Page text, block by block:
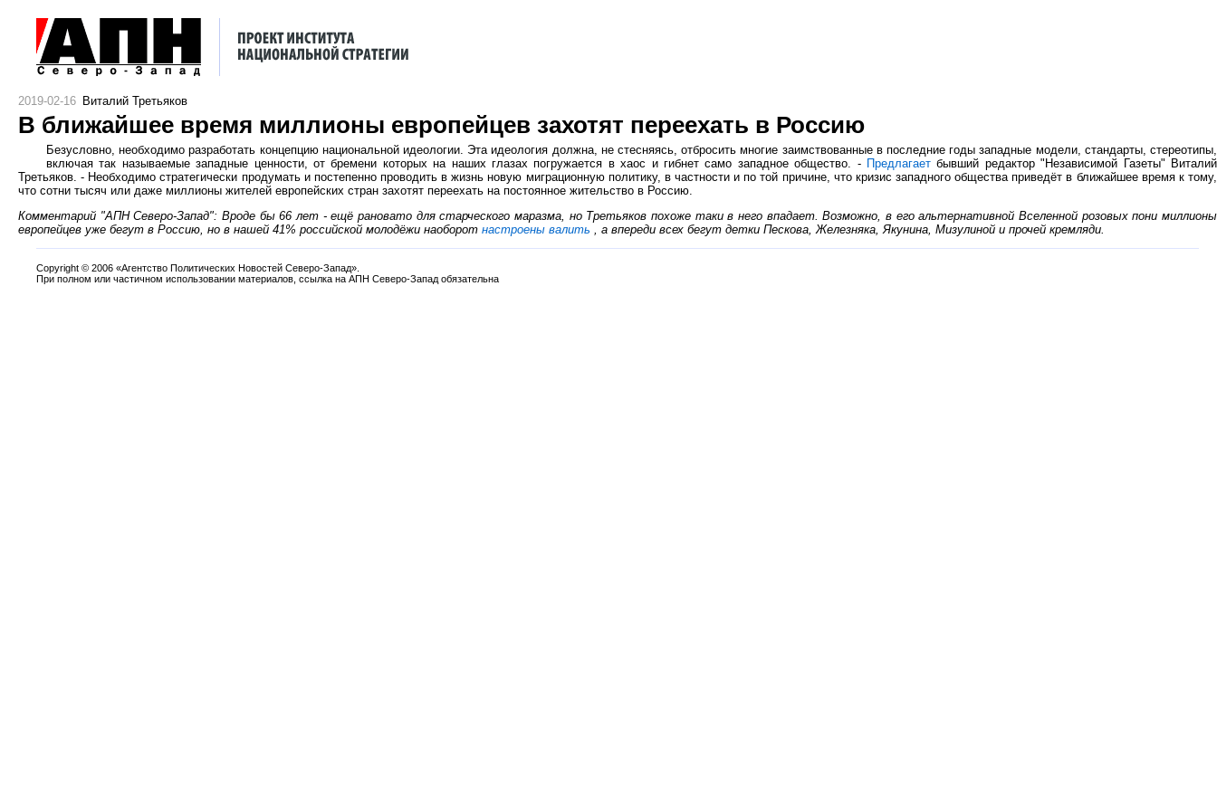
2019-02-16 Виталий Третьяков
В ближайшее время миллионы европейцев захотят переехать в Россию
Безусловно, необходимо разработать концепцию национальной идеологии. Эта идеология должна, не стесняясь, отбросить многие заимствованные в последние годы западные модели, стандарты, стереотипы,
включая так называемые западные ценности, от бремени которых на наших глазах погружается в хаос и гибнет само западное общество. - Предлагает бывший редактор "Независимой Газеты" Виталий
Третьяков. - Необходимо стратегически продумать и постепенно проводить в жизнь новую миграционную политику, в частности и по той причине, что кризис западного общества приведёт в ближайшее время к тому,
что сотни тысяч или даже миллионы жителей европейских стран захотят переехать на постоянное жительство в Россию.
Комментарий "АПН Северо-Запад": Вроде бы 66 лет - ещё рановато для старческого маразма, но Третьяков похоже таки в него впадает. Возможно, в его альтернативной Вселенной розовых пони миллионы
европейцев уже бегут в Россию, но в нашей 41% российской молодёжи наоборот настроены валить , а впереди всех бегут детки Пескова, Железняка, Якунина, Мизулиной и прочей кремляди.
Copyright © 2006 «Агентство Политических Новостей Северо-Запад».
При полном или частичном использовании материалов, ссылка на АПН Северо-Запад обязательна